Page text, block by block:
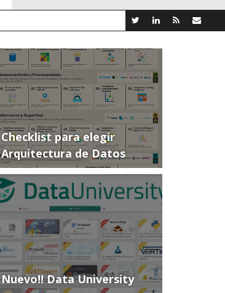
Checklist para elegir
Arquitectura de Datos
Nuevo!! Data University